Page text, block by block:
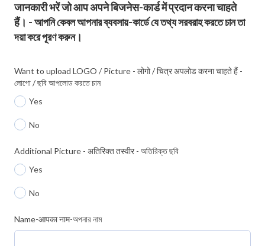
जानकारी भरें जो आप अपने बिजनेस-कार्ड में प्रदान करना चाहते
हैं। - আপনি কেবল আপনার ব্যবসায়-কার্ডে যে তথ্য সরবরাহ করতে চান তা
দয়া করে পূরণ করুন।
Want to upload LOGO / Picture - लोगो / चित्र अपलोड करना चाहते हैं -
লোগো / ছবি আপলোড করতে চান
Yes
No
Additional Picture - अतिरिक्त तस्वीर - অতিরিক্ত ছবি
Yes
No
Name-आपका नाम-অপনার নাম